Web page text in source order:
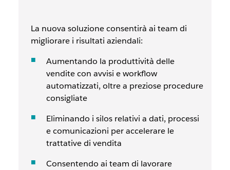
La nuova soluzione consentirà ai team di
migliorare i risultati aziendali:
Aumentando la produttività delle
vendite con avvisi e workflow
automatizzati, oltre a preziose procedure
consigliate
Eliminando i silos relativi a dati, processi
e comunicazioni per accelerare le
trattative di vendita
Consentendo ai team di lavorare